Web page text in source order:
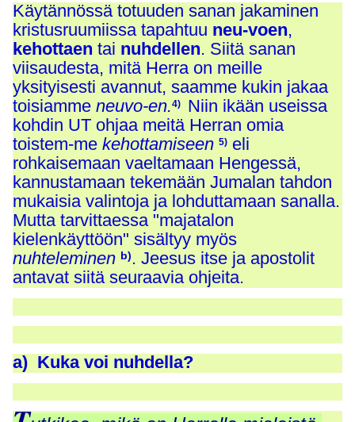
Käytännössä totuuden sanan jakaminen
kristusruumiissa tapahtuu neu-voen,
kehottaen tai nuhdellen. Siitä sanan
viisaudesta, mitä Herra on meille
yksityisesti avannut, saamme kukin jakaa
toisiammeneuvo-en.4)
Niin ikään useissa
kohdin UT ohjaa meitä Herran omia
toistem-mekehottamiseen5) eli
rohkaisemaan vaeltamaan Hengessä,
kannustamaan tekemään Jumalan tahdon
mukaisia valintoja ja lohduttamaan sanalla.
Mutta tarvittaessa "majatalon
kielenkäyttöön" sisältyy myös
nuhteleminen b) . Jeesus itse ja apostolit
antavat siitä seuraavia ohjeita.
a) Kuka voi nuhdella?